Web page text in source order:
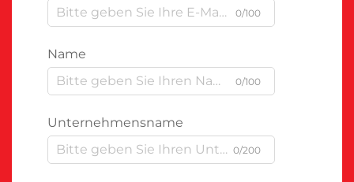
0/100
Name
0/100
Unternehmensname
0/200